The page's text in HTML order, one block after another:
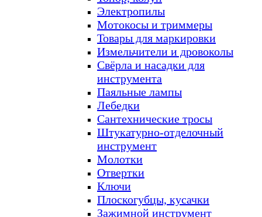
Электропилы
Мотокосы и триммеры
Товары для маркировки
Измельчители и дровоколы
Свёрла и насадки для
инструмента
Паяльные лампы
Лебедки
Сантехнические тросы
Штукатурно-отделочный
инструмент
Молотки
Отвертки
Ключи
Плоскогубцы, кусачки
Зажимной инструмент